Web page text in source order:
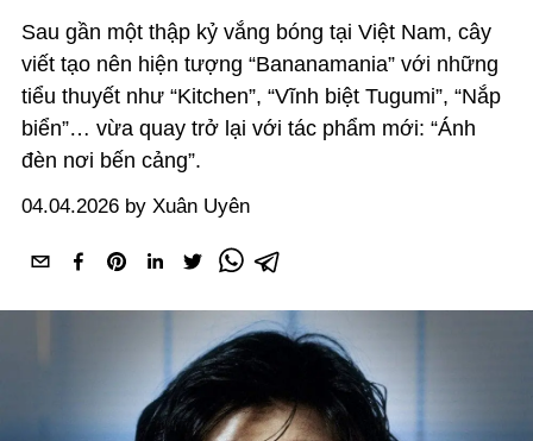
Sau gần một thập kỷ vắng bóng tại Việt Nam, cây
viết tạo nên hiện tượng “Bananamania” với những
tiểu thuyết như “Kitchen”, “Vĩnh biệt Tugumi”, “Nắp
biển”… vừa quay trở lại với tác phẩm mới: “Ánh
đèn nơi bến cảng”.
04.04.2026 by Xuân Uyên